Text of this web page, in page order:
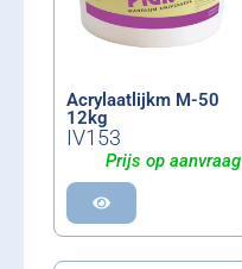
Acrylaatlijkm M-50
12kg
IV153
Prijs op aanvraag